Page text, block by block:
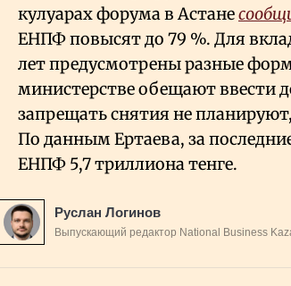
кулуарах форума в Астане
ЕНПФ повысят до 79 %. Для
лет предусмотрены разные
министерстве обещают ввести
запрещать снятия не
По данным Ертаева, за
ЕНПФ 5,7 триллиона тенге.
Руслан Логинов
Выпускающий редактор National Business